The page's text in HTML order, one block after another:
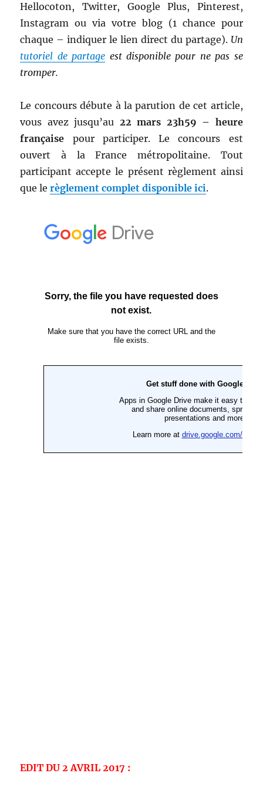
Hellocoton, Twitter, Google Plus, Pinterest,
Instagram ou via votre blog (1 chance pour
chaque – indiquer le lien direct du partage). Un
tutoriel de partage est disponible pour ne pas se
tromper.
Le concours débute à la parution de cet article,
vous avez jusqu’au 22 mars 23h59 – heure
française pour participer. Le concours est
ouvert à la France métropolitaine. Tout
participant accepte le présent règlement ainsi
que lerèglement complet disponible ici.
EDIT DU 2 AVRIL 2017 :